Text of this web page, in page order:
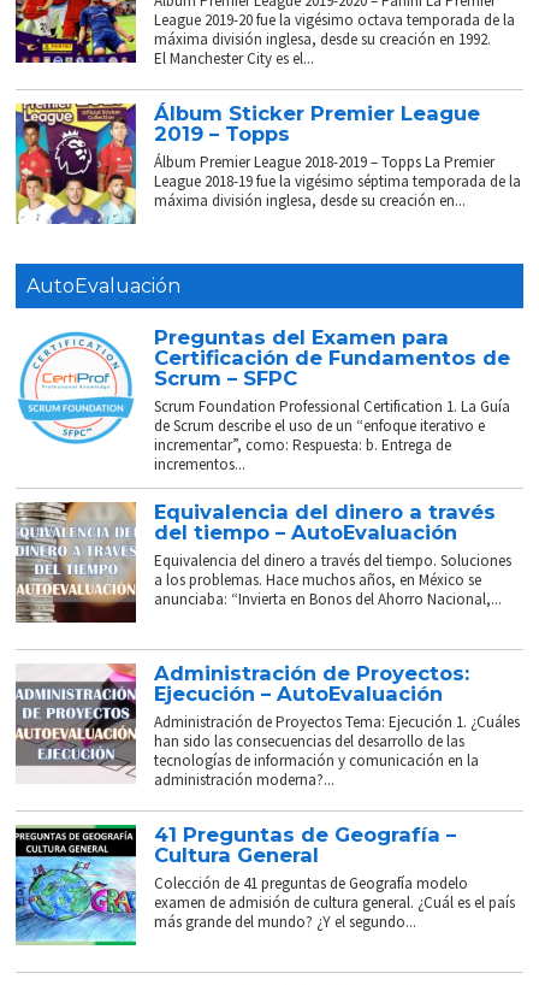
League 2019-20 fue la vigésimo octava temporada de la
máxima división inglesa, desde su creación en 1992.
El Manchester City es el...
Álbum Sticker Premier League
2019 – Topps
Álbum Premier League 2018-2019 – Topps La Premier
League 2018-19 fue la vigésimo séptima temporada de la
máxima división inglesa, desde su creación en...
AutoEvaluación
Preguntas del Examen para
Certificación de Fundamentos de
Scrum – SFPC
Scrum Foundation Professional Certification 1. La Guía
de Scrum describe el uso de un “enfoque iterativo e
incrementar”, como: Respuesta: b. Entrega de
incrementos...
Equivalencia del dinero a través
del tiempo – AutoEvaluación
Equivalencia del dinero a través del tiempo. Soluciones
a los problemas. Hace muchos años, en México se
anunciaba: “Invierta en Bonos del Ahorro Nacional,...
Administración de Proyectos:
Ejecución – AutoEvaluación
Administración de Proyectos Tema: Ejecución 1. ¿Cuáles
han sido las consecuencias del desarrollo de las
tecnologías de información y comunicación en la
administración moderna?...
41 Preguntas de Geografía –
Cultura General
Colección de 41 preguntas de Geografía modelo
examen de admisión de cultura general. ¿Cuál es el país
más grande del mundo? ¿Y el segundo...